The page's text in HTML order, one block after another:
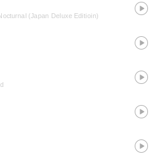
(Japan Deluxe Editioin)